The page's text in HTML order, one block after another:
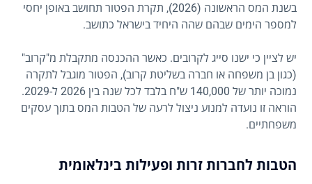
בשנת המס הראשונה (2026), תקרת הפטור תחושב באופן יחסי
למספר הימים שבהם שהה היחיד בישראל כתושב.
יש לציין כי ישנו סייג לקרובים. כאשר ההכנסה מתקבלת מ"קרוב"
(כגון בן משפחה או חברה בשליטת קרוב), הפטור מוגבל לתקרה
נמוכה יותר של 140,000 ש"ח בלבד לכל שנה בין 2026 ל-2029.
הוראה זו נועדה למנוע ניצול לרעה של הטבות המס בתוך עסקים
משפחתיים.
הטבות לחברות זרות ופעילות בינלאומית